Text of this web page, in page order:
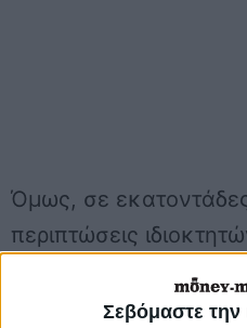
Σεβόμαστε την
Όμως, σε εκατοντάδες
περιπτώσεις
ΕΝ.Φ.Ι,Α, που πρέπει
πληρωθούν δεν είναι